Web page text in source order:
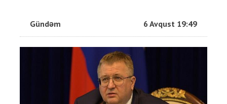
Gündəm 6 Avqust 19:49